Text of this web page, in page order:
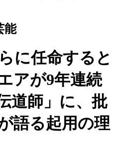
能
に任命すると
アが9年連続
道師」に、批
語る起用の理